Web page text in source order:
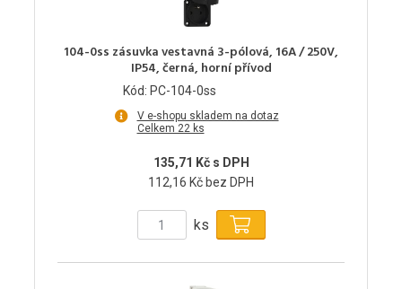
104-0ss zásuvka vestavná 3-pólová, 16A / 250V,
IP54, černá, horní přívod
Kód: PC-104-0ss
V e-shopu skladem na dotaz
Celkem 22 ks
135,71 Kč s DPH
112,16 Kč bez DPH
ks